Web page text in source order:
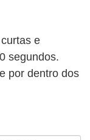
e
segundos.
por dentro dos